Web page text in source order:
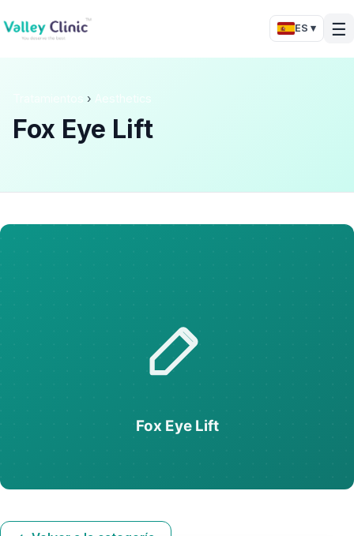
ES ▾ ☰
› Aesthetics
Fox Eye Lift